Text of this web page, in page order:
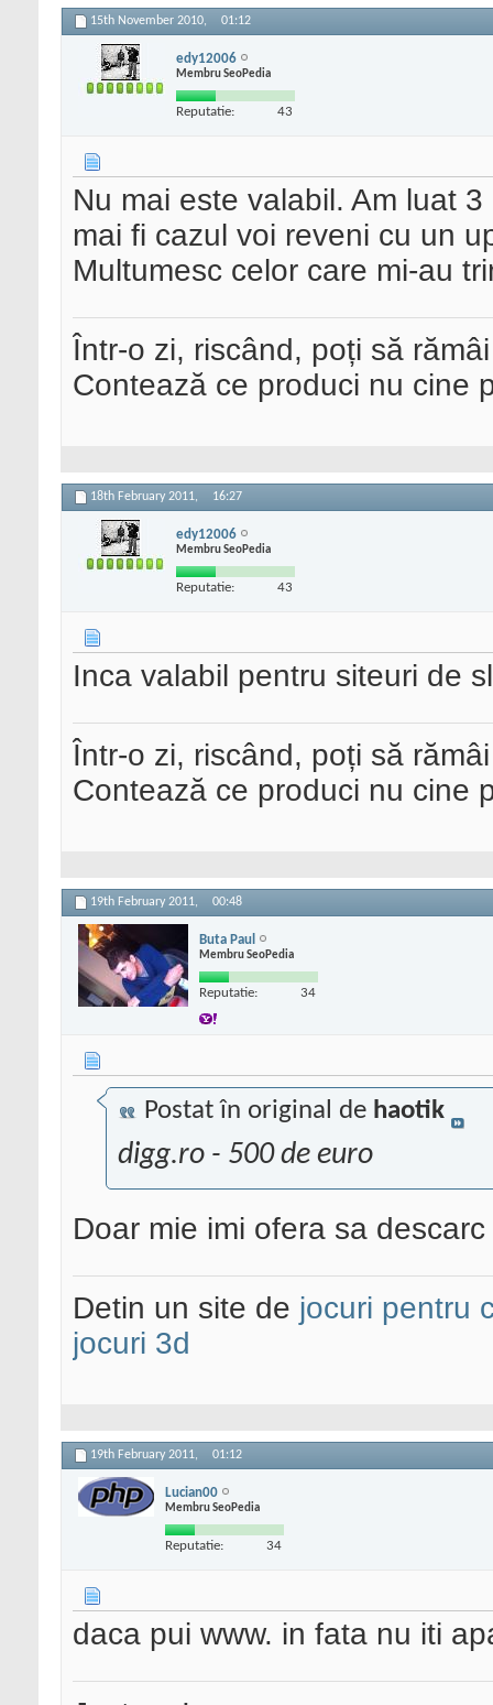
15th November 2010, 01:12
edy12006
Membru SeoPedia
Reputatie: 43
Nu mai este valabil. Am luat
mai fi cazul voi reveni cu un
Multumesc celor care mi-au
Într-o zi, riscând, poți să
Contează ce produci nu cine
18th February 2011, 16:27
edy12006
Membru SeoPedia
Reputatie: 43
Inca valabil pentru siteuri de
Într-o zi, riscând, poți să
Contează ce produci nu cine
19th February 2011, 00:48
Buta Paul
Membru SeoPedia
Reputatie: 34
Postat în original de haotik
digg.ro - 500 de euro
Doar mie imi ofera sa
Detin un site de jocuri pentru
jocuri 3d
19th February 2011, 01:12
Lucian00
Membru SeoPedia
Reputatie: 34
daca pui www. in fata nu iti